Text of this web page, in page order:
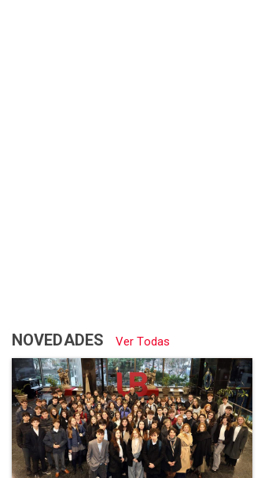
NOVEDADES Ver Todas